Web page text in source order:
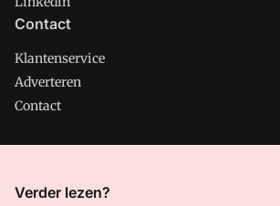
Contact
Klantenservice
Adverteren
Contact
CMweb is onderdeel van VMN media. Lees in
Verder lezen?